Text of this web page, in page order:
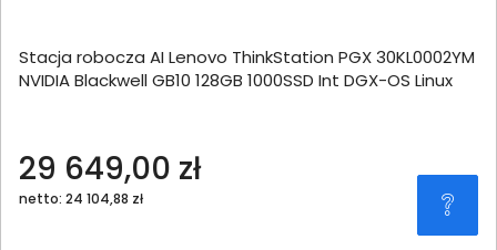
Stacja robocza AI Lenovo ThinkStation PGX 30KL0002YM
NVIDIA Blackwell GB10 128GB 1000SSD Int DGX-OS Linux
29 649,00 zł
netto: 24 104,88 zł